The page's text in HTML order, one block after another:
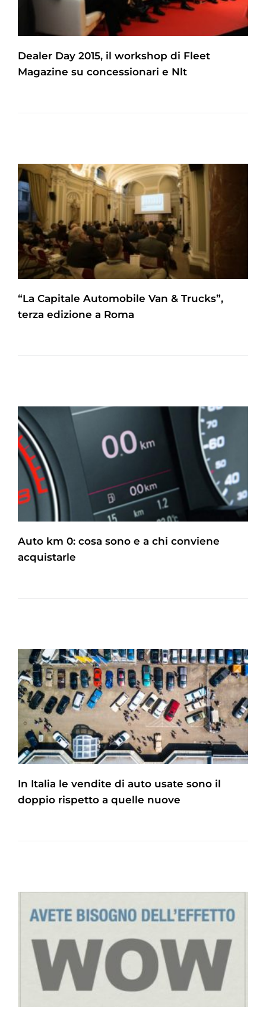
Dealer Day 2015, il workshop di Fleet
Magazine su concessionari e Nlt
“La Capitale Automobile Van & Trucks”,
terza edizione a Roma
Auto km 0: cosa sono e a chi conviene
acquistarle
In Italia le vendite di auto usate sono il
doppio rispetto a quelle nuove